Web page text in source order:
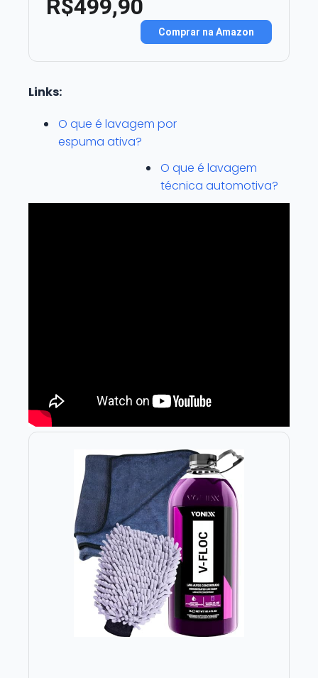
R$499,90
Comprar na Amazon
Links:
O que é lavagem por
espuma ativa?
O que é lavagem
técnica automotiva?